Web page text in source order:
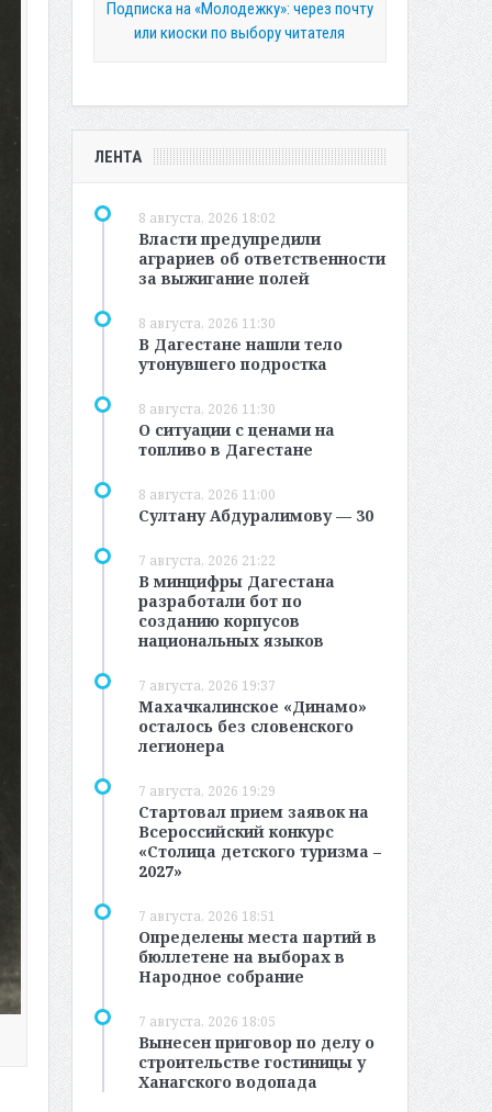
Подписка на «Молодежку»: через почту
или киоски по выбору читателя
ЛЕНТА
8 августа, 2026 18:02
Власти предупредили
аграриев об ответственности
за выжигание полей
8 августа, 2026 11:30
В Дагестане нашли тело
утонувшего подростка
8 августа, 2026 11:30
О ситуации с ценами на
топливо в Дагестане
8 августа, 2026 11:00
Султану Абдуралимову — 30
7 августа, 2026 21:22
В минцифры Дагестана
разработали бот по
созданию корпусов
национальных языков
7 августа, 2026 19:37
Махачкалинское «Динамо»
осталось без словенского
легионера
7 августа, 2026 19:29
Стартовал прием заявок на
Всероссийский конкурс
«Столица детского туризма –
2027»
7 августа, 2026 18:51
Определены места партий в
бюллетене на выборах в
Народное собрание
7 августа, 2026 18:05
Вынесен приговор по делу о
строительстве гостиницы у
Ханагского водопада